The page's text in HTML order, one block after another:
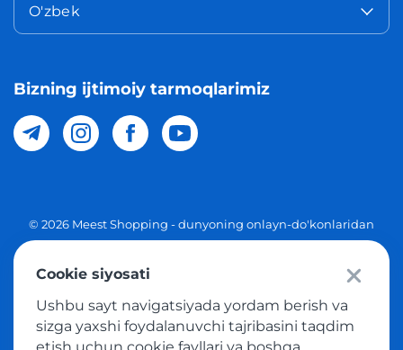
O'zbek
Bizning ijtimoiy tarmoqlarimiz
© 2026 Meest Shopping - dunyoning onlayn-do'konlaridan
Ommaviy taklif
Tovar sotib olish xizmatidan foydalanish shartlari
Cookie siyosati
Ushbu sayt navigatsiyada yordam berish va
sizga yaxshi foydalanuvchi tajribasini taqdim